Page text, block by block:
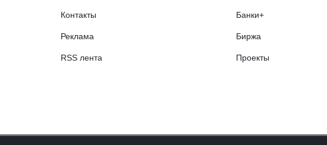
Контакты
Реклама
RSS лента
Банки+
Биржа
Проекты